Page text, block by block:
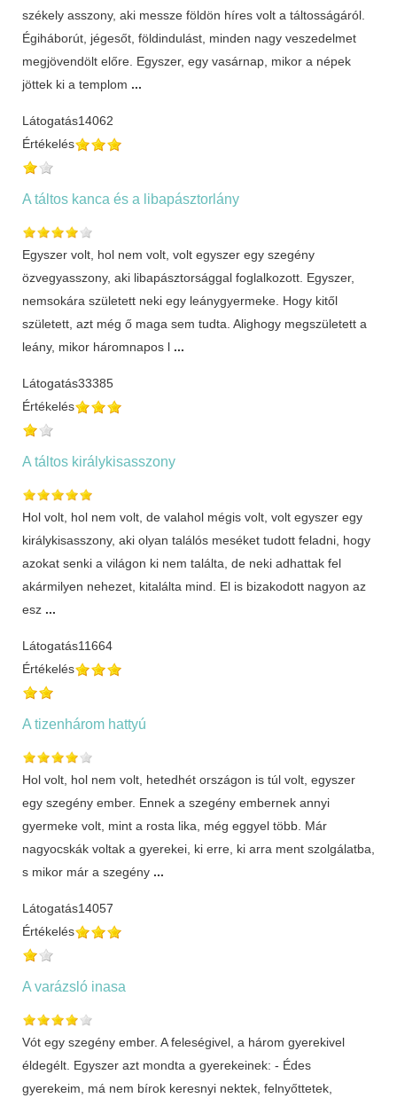
székely asszony, aki messze földön híres volt a táltosságáról.
Égiháborút, jégesőt, földindulást, minden nagy veszedelmet
megjövendölt előre. Egyszer, egy vasárnap, mikor a népek
jöttek ki a templom ...
Látogatás14062
Értékelés
A táltos kanca és a libapásztorlány
Egyszer volt, hol nem volt, volt egyszer egy szegény
özvegyasszony, aki libapásztorsággal foglalkozott. Egyszer,
nemsokára született neki egy leánygyermeke. Hogy kitől
született, azt még ő maga sem tudta. Alighogy megszületett a
leány, mikor háromnapos l ...
Látogatás33385
Értékelés
A táltos királykisasszony
Hol volt, hol nem volt, de valahol mégis volt, volt egyszer egy
királykisasszony, aki olyan találós meséket tudott feladni, hogy
azokat senki a világon ki nem találta, de neki adhattak fel
akármilyen nehezet, kitalálta mind. El is bizakodott nagyon az
esz ...
Látogatás11664
Értékelés
A tizenhárom hattyú
Hol volt, hol nem volt, hetedhét országon is túl volt, egyszer
egy szegény ember. Ennek a szegény embernek annyi
gyermeke volt, mint a rosta lika, még eggyel több. Már
nagyocskák voltak a gyerekei, ki erre, ki arra ment szolgálatba,
s mikor már a szegény ...
Látogatás14057
Értékelés
A varázsló inasa
Vót egy szegény ember. A feleségivel, a három gyerekivel
éldegélt. Egyszer azt mondta a gyerekeinek: - Édes
gyerekeim, má nem bírok keresnyi nektek, felnyőttetek,